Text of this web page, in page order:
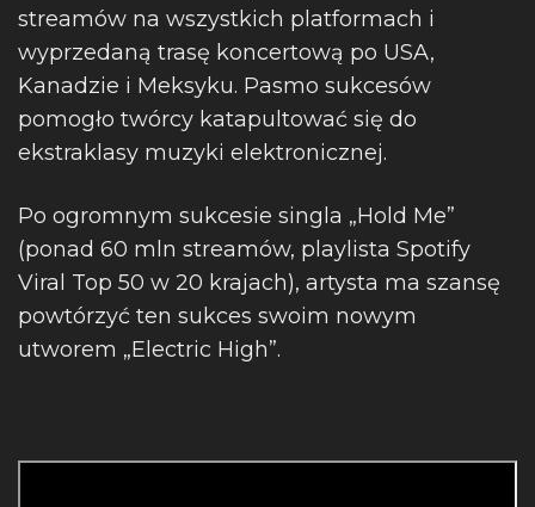
streamów na wszystkich platformach i
wyprzedaną trasę koncertową po USA,
Kanadzie i Meksyku. Pasmo sukcesów
pomogło twórcy katapultować się do
ekstraklasy muzyki elektronicznej.
Po ogromnym sukcesie singla „Hold Me”
(ponad 60 mln streamów, playlista Spotify
Viral Top 50 w 20 krajach), artysta ma szansę
powtórzyć ten sukces swoim nowym
utworem „Electric High”.